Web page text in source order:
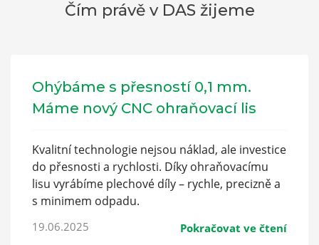
Čím právě v DAS žijeme
Ohýbáme s přesností 0,1 mm.
Máme nový CNC ohraňovací lis
Kvalitní technologie nejsou náklad, ale investice
do přesnosti a rychlosti. Díky ohraňovacímu
lisu vyrábíme plechové díly – rychle, precizně a
s minimem odpadu.
19.06.2025 Pokračovat ve čtení